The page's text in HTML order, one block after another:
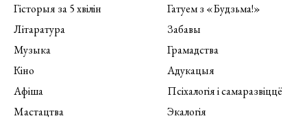
Гісторыя за 5 хвілін
Літаратура
Музыка
Кіно
Афіша
Мастацтва
Гатуем з «Будзьма!»
Забавы
Грамадства
Адукацыя
Псіхалогія і самаразвіццё
Экалогія